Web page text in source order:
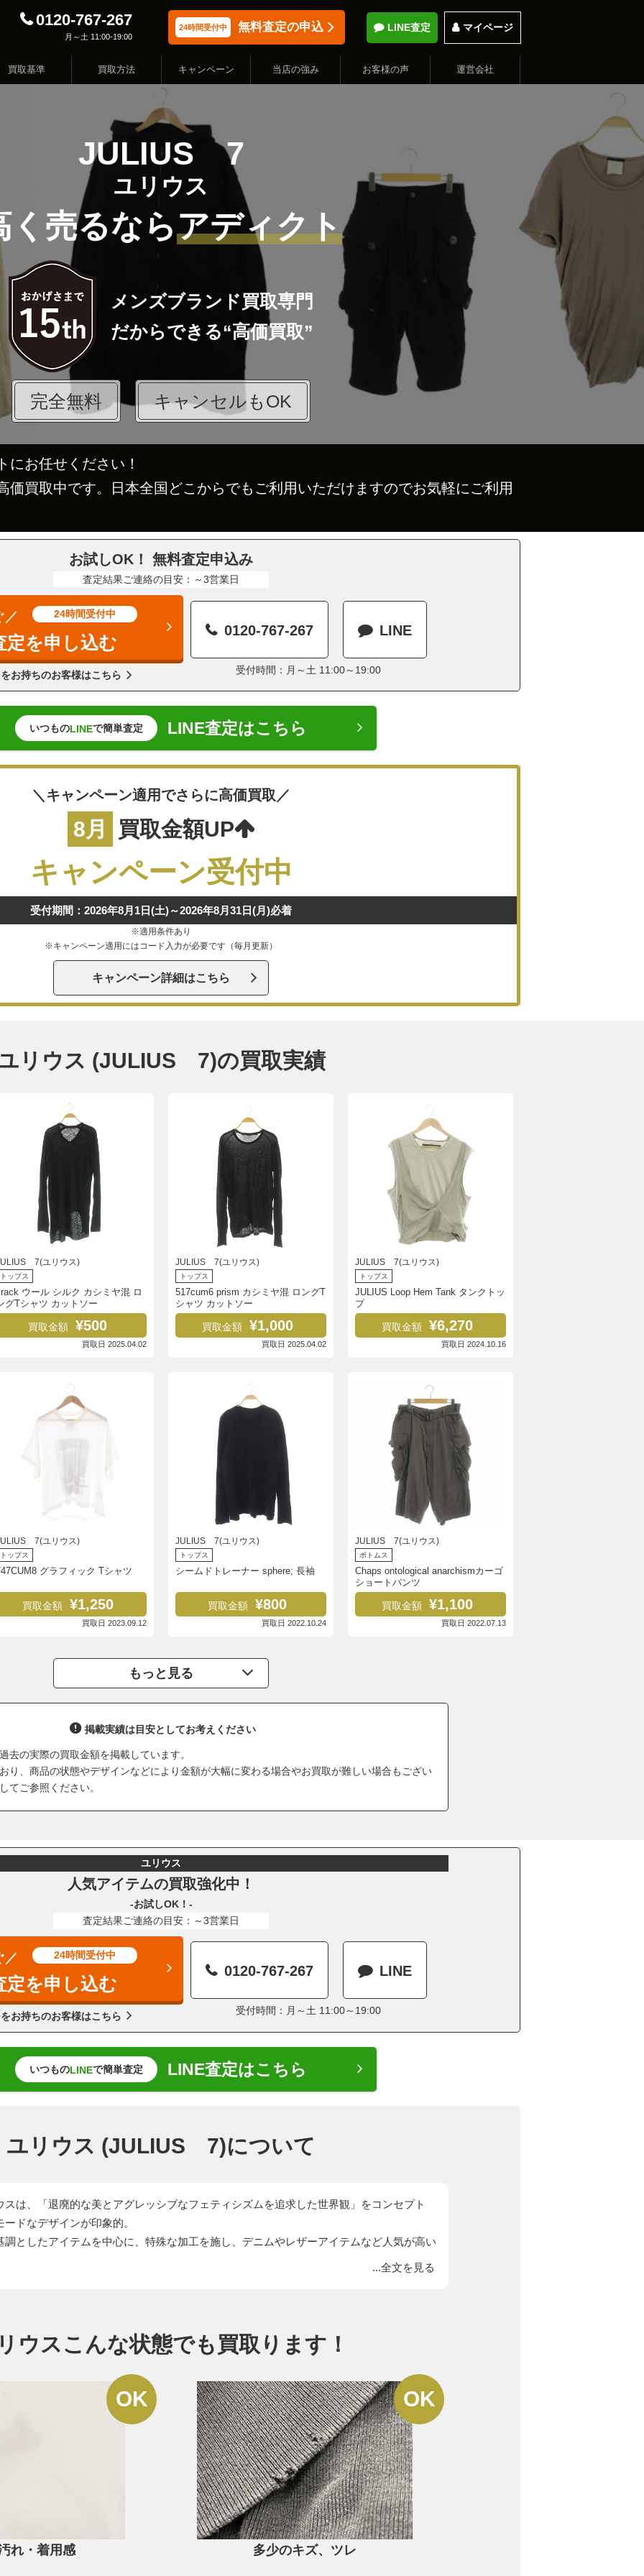
0120-767-267
月～土 11:00-19:00
24時間受付中 無料査定の申込 LINE査定 マイページ
買取基準 買取方法 キャンペーン 当店の強み お客様の声 運営会社
JULIUS 7
ユリウス
く売るならアディクト
メンズブランド買取専門
だからできる“高価買取”
完全無料 キャンセルもOK
にお任せください！
価買取中です。日本全国どこからでもご利用いただけますのでお気軽にご利用
お試しOK！ 無料査定申込み
査定結果ご連絡の目安：～3営業日
／ 24時間受付中
定を申し込む
お持ちのお客様はこちら
0120-767-267 LINE
受付時間：月～土 11:00～19:00
いつものLINEで簡単査定 LINE査定はこちら
＼キャンペーン適用でさらに高価買取／
8月 買取金額UP
キャンペーン受付中
受付期間：2026年8月1日(土)～2026年8月31日(月)必着
※適用条件あり
※キャンペーン適用にはコード入力が必要です（毎月更新）
キャンペーン詳細はこちら
リウス (JULIUS 7)の買取実績
7(ユリウス)
トップス
ウール シルク カシミヤ混 ロ
グTシャツ カットソー
買取金額 ¥500
買取日 2025.04.02
JULIUS 7(ユリウス)
トップス
517cum6 prism カシミヤ混 ロングT
シャツ カットソー
買取金額 ¥1,000
買取日 2025.04.02
JULIUS 7(ユリウス)
トップス
JULIUS Loop Hem Tank タンクトッ
プ
買取金額 ¥6,270
買取日 2024.10.16
7(ユリウス)
トップス
グラフィック Tシャツ
買取金額 ¥1,250
買取日 2023.09.12
JULIUS 7(ユリウス)
トップス
シームドトレーナー sphere; 長袖
買取金額 ¥800
買取日 2022.10.24
JULIUS 7(ユリウス)
ボトムス
Chaps ontological anarchismカーゴ
ショートパンツ
買取金額 ¥1,100
買取日 2022.07.13
もっと見る
掲載実績は目安としてお考えください
去の実際の買取金額を掲載しています。
り、商品の状態やデザインなどにより金額が大幅に変わる場合やお買取が難しい場合もござい
てご参照ください。
ユリウス
人気アイテムの買取強化中！
-お試しOK！-
査定結果ご連絡の目安：～3営業日
／ 24時間受付中
定を申し込む
お持ちのお客様はこちら
0120-767-267 LINE
受付時間：月～土 11:00～19:00
いつものLINEで簡単査定 LINE査定はこちら
ユリウス (JULIUS 7)について
スは、「退廃的な美とアグレッシブなフェティシズムを追求した世界観」をコンセプト
ードなデザインが印象的。
調としたアイテムを中心に、特殊な加工を施し、デニムやレザーアイテムなど人気が高い
...全文を見る
ウスこんな状態でも買取ります！
れ・着用感 多少のキズ、ツレ